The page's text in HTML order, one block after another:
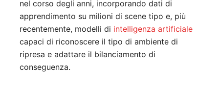
nel corso degli anni, incorporando dati di
apprendimento su milioni di scene tipo e, più
recentemente, modelli di intelligenza artificiale
capaci di riconoscere il tipo di ambiente di
ripresa e adattare il bilanciamento di
conseguenza.